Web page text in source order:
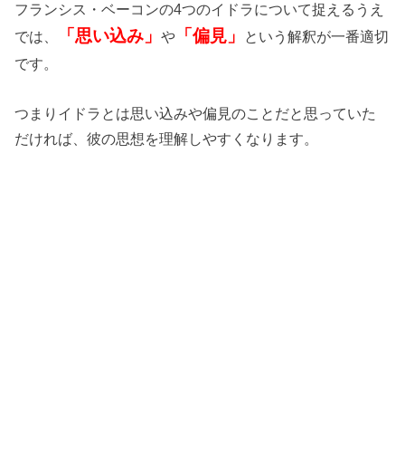
フランシス・ベーコンの4つのイドラについて捉えるうえ
では、
「思い込み」や 「偏見」
という解釈が一番適切
です。
つまりイドラとは思い込みや偏見のことだと思っていた
だければ、彼の思想を理解しやすくなります。